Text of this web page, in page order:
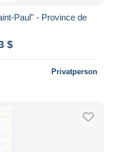
Paul" - Province de
$
Privatperson